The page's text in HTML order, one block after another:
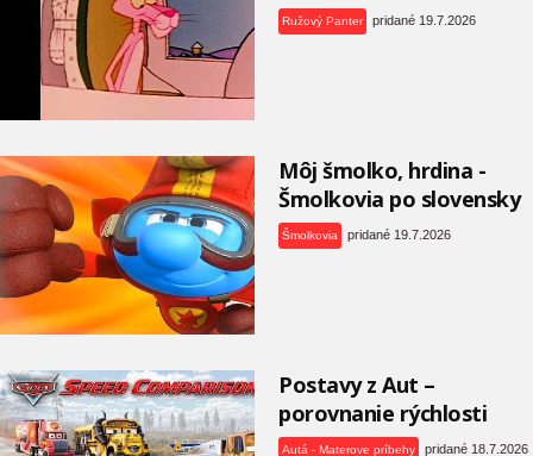
Ružový Panter pridané 19.7.2026
Môj šmolko, hrdina -
Šmolkovia po slovensky
Šmolkovia pridané 19.7.2026
Postavy z Aut –
porovnanie rýchlosti
Autá - Materove príbehy pridané 18.7.2026